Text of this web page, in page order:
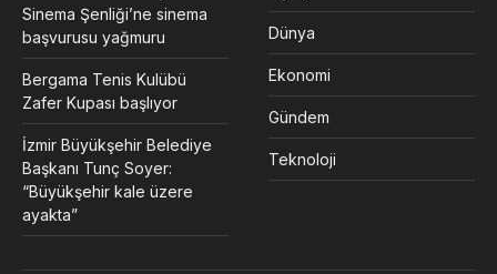
Sinema Şenliği’ne sinema
başvurusu yağmuru
Bergama Tenis Kulübü
Zafer Kupası başlıyor
İzmir Büyükşehir Belediye
Başkanı Tunç Soyer:
“Büyükşehir kale üzere
ayakta”
Dünya
Ekonomi
Gündem
Teknoloji